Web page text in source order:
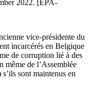
2022. [EPA-
vice-présidente du
incarcérés en Belgique
de corruption lié à des
même de l’Assemblée
sont maintenus en